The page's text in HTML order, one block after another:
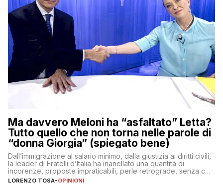
Ma davvero Meloni ha “asfaltato” Letta?
Tutto quello che non torna nelle parole di
“donna Giorgia” (spiegato bene)
Dall’immigrazione al salario minimo, dalla giustizia ai diritti civili,
la leader di Fratelli d’Italia ha inanellato una quantità di
incorenze, proposte impraticabili, perle retrograde, senza che
nessuno – a destra come a sinistra – glielo abbia fatto notare
LORENZO TOSA-OPINIONI